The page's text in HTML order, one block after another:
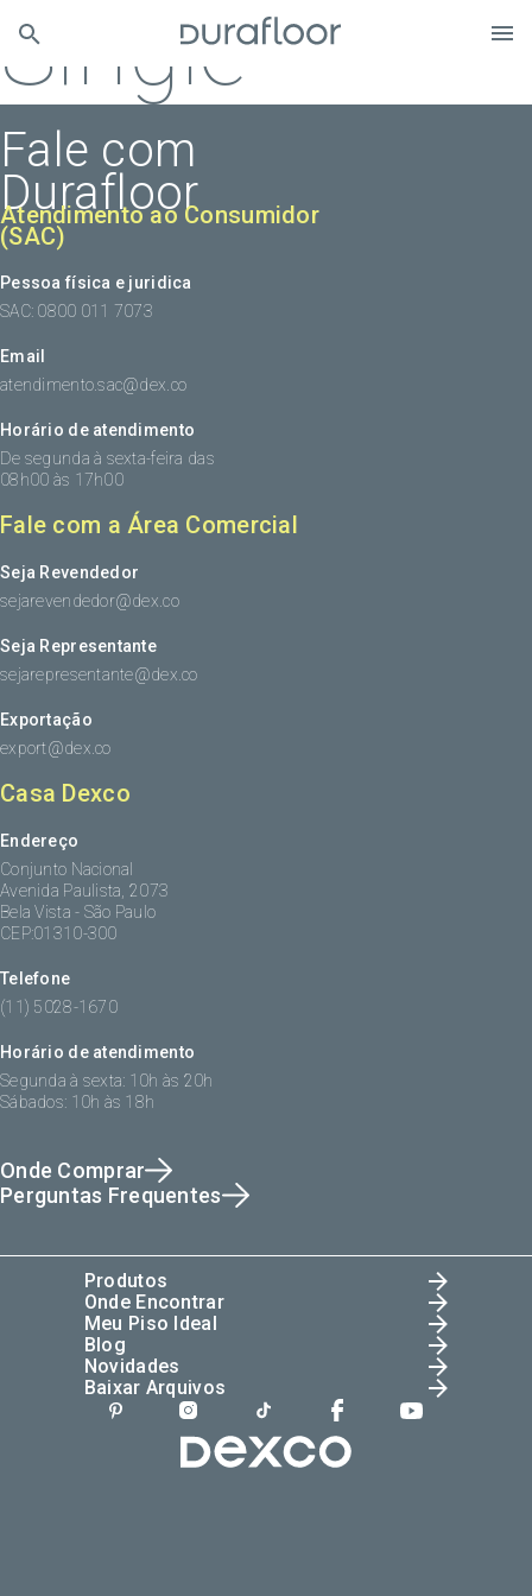
Single
Fale com
Durafloor
Atendimento ao Consumidor
(SAC)
Pessoa física e juridica
SAC: 0800 011 7073
Email
atendimento.sac@dex.co
Horário de atendimento
De segunda à sexta-feira das
08h00 às 17h00
Fale com a Área Comercial
Seja Revendedor
sejarevendedor@dex.co
Seja Representante
sejarepresentante@dex.co
Exportação
export@dex.co
Casa Dexco
Endereço
Conjunto Nacional
Avenida Paulista, 2073
Bela Vista - São Paulo
CEP:01310-300
Telefone
(11) 5028-1670
Horário de atendimento
Segunda à sexta: 10h às 20h
Sábados: 10h às 18h
Onde Comprar
Perguntas Frequentes
Produtos
Onde Encontrar
Meu Piso Ideal
Blog
Novidades
Baixar Arquivos